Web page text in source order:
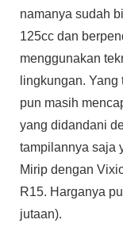
namanya sudah
125cc dan
menggunakan
lingkungan.
pun masih
yang didandani
tampilannya saja
Mirip dengan
R15. Harganya
jutaan).